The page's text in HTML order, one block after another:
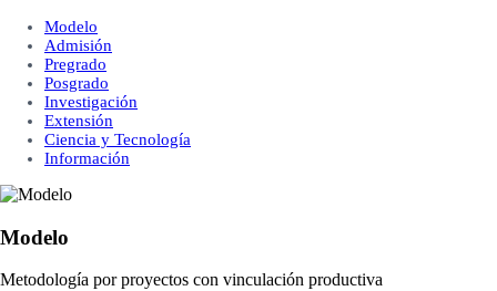
Modelo
Admisión
Pregrado
Posgrado
Investigación
Extensión
Ciencia y Tecnología
Información
Modelo
Metodología por proyectos con vinculación productiva